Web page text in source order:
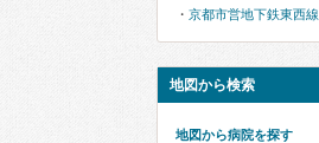
京都市営地下鉄東西線
地図から検索
地図から病院を探す